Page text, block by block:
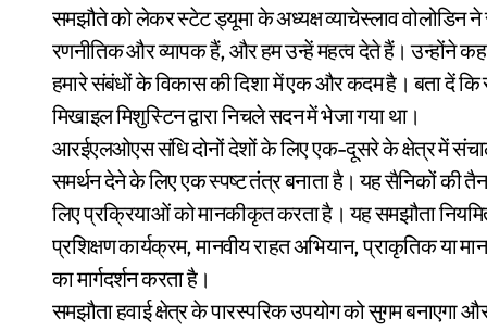
समझौते को लेकर स्टेट ड्यूमा के अध्यक्ष व्याचेस्लाव वोलोडिन
रणनीतिक और व्यापक हैं, और हम उन्हें महत्व देते हैं। उन्होंने
हमारे संबंधों के विकास की दिशा में एक और कदम है। बता दें
मिखाइल मिशुस्टिन द्वारा निचले सदन में भेजा गया था।
आरईएलओएस संधि दोनों देशों के लिए एक-दूसरे के क्षेत्र में
समर्थन देने के लिए एक स्पष्ट तंत्र बनाता है। यह सैनिकों की
लिए प्रक्रियाओं को मानकीकृत करता है। यह समझौता नियमित
प्रशिक्षण कार्यक्रम, मानवीय राहत अभियान, प्राकृतिक या
का मार्गदर्शन करता है।
समझौता हवाई क्षेत्र के पारस्परिक उपयोग को सुगम बनाएगा